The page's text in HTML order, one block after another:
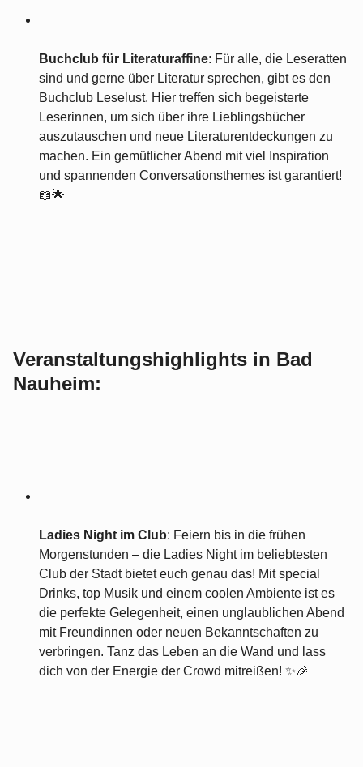
Buchclub für Literaturaffine: Für alle, die Leseratten
sind und gerne über Literatur sprechen, gibt es den
Buchclub Leselust. Hier treffen sich begeisterte
Leserinnen, um sich über ihre Lieblingsbücher
auszutauschen und neue Literaturentdeckungen zu
machen. Ein gemütlicher Abend mit viel Inspiration
und spannenden Conversationsthemes ist garantiert!
📖🌟
Veranstaltungshighlights in Bad
Nauheim:
Ladies Night im Club: Feiern bis in die frühen
Morgenstunden – die Ladies Night im beliebtesten
Club der Stadt bietet euch genau das! Mit special
Drinks, top Musik und einem coolen Ambiente ist es
die perfekte Gelegenheit, einen unglaublichen Abend
mit Freundinnen oder neuen Bekanntschaften zu
verbringen. Tanz das Leben an die Wand und lass
dich von der Energie der Crowd mitreißen! ✨🎉